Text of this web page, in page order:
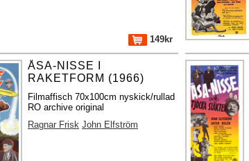
149kr
ÅSA-NISSE I
RAKETFORM (1966)
Filmaffisch 70x100cm nyskick/rullad
RO archive original
Ragnar Frisk John Elfström